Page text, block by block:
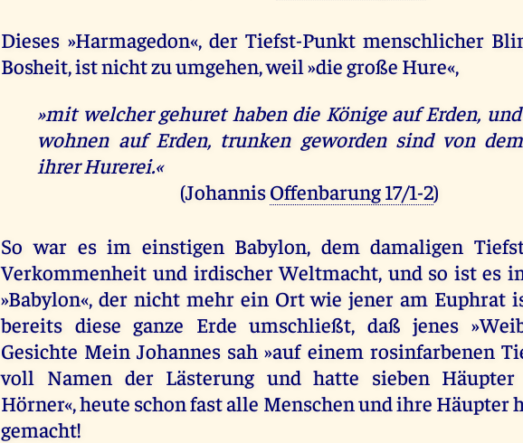
Dieses »Harmagedon«, der Tiefst-Punkt menschlicher
Bosheit, ist nicht zu umgehen, weil »die große Hure«,
»mit welcher gehuret haben die Könige auf Erden,
wohnen auf Erden, trunken geworden sind von
ihrer Hurerei.«
(JohannisOffenbarung 17/1-2)
So war es im einstigen Babylon, dem damaligen
Verkommenheit und irdischer Weltmacht, und so ist es
»Babylon«, der nicht mehr ein Ort wie jener am Euphrat
bereits diese ganze Erde umschließt, daß jenes
Gesichte Mein Johannes sah »auf einem rosinfarbenen
voll Namen der Lästerung und hatte sieben
Hörner«, heute schon fast alle Menschen und ihre Häupter
gemacht!